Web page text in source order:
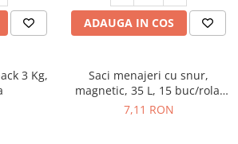
ADAUGA IN COS
3 Kg,
Saci menajeri cu snur,
magnetic, 35 L, 15 buc/rola,
Epack
7,11 RON